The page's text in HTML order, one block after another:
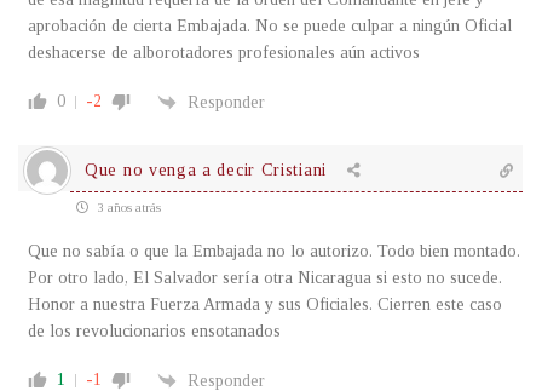
aprobación de cierta Embajada. No se puede culpar a ningún Oficial
deshacerse de alborotadores profesionales aún activos
0 -2 Responder
Que no venga a decir Cristiani
3 años atrás
Que no sabía o que la Embajada no lo autorizo. Todo bien montado.
Por otro lado, El Salvador sería otra Nicaragua si esto no sucede.
Honor a nuestra Fuerza Armada y sus Oficiales. Cierren este caso
de los revolucionarios ensotanados
1 -1 Responder